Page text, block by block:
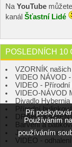
NaYouTube
kanál Šťastní Lidé
POSLEDNÍCH 10
VZORNÍK
VIDEO NÁVOD
VIDEO -
VIDEO-NÁVOD
Divadlo
Přírodní
DRAHÉ
Barvení a
Jak pečovat o
VIDEO -
Při
Používáním
používáním